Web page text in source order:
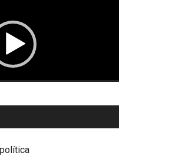
Federación